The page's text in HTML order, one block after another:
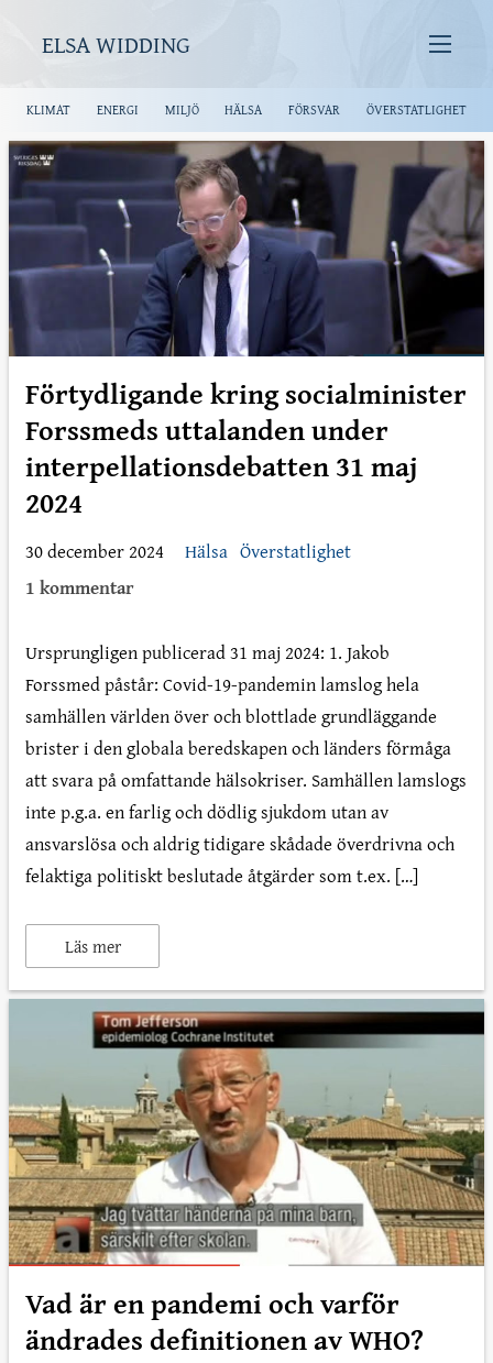
ELSA WIDDING
KLIMAT ENERGI MILJÖ HÄLSA FÖRSVAR ÖVERSTATLIGHET
Förtydligande kring socialminister
Forssmeds uttalanden under
interpellationsdebatten 31 maj
2024
30 december 2024 Hälsa Överstatlighet
1 kommentar
Ursprungligen publicerad 31 maj 2024: 1. Jakob
Forssmed påstår: Covid-19-pandemin lamslog hela
samhällen världen över och blottlade grundläggande
brister i den globala beredskapen och länders förmåga
att svara på omfattande hälsokriser. Samhällen lamslogs
inte p.g.a. en farlig och dödlig sjukdom utan av
ansvarslösa och aldrig tidigare skådade överdrivna och
felaktiga politiskt beslutade åtgärder som t.ex. […]
Läs mer
Vad är en pandemi och varför
ändrades definitionen av WHO?